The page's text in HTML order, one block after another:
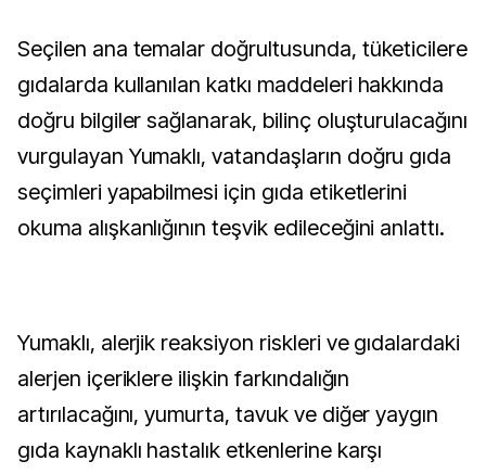
Seçilen ana temalar doğrultusunda, tüketicilere
gıdalarda kullanılan katkı maddeleri hakkında
doğru bilgiler sağlanarak, bilinç oluşturulacağını
vurgulayan Yumaklı, vatandaşların doğru gıda
seçimleri yapabilmesi için gıda etiketlerini
okuma alışkanlığının teşvik edileceğini anlattı.
Yumaklı, alerjik reaksiyon riskleri ve gıdalardaki
alerjen içeriklere ilişkin farkındalığın
artırılacağını, yumurta, tavuk ve diğer yaygın
gıda kaynaklı hastalık etkenlerine karşı